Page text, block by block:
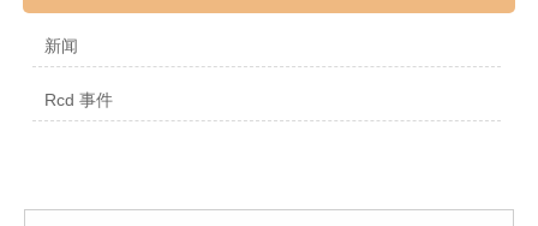
新闻
Rcd 事件